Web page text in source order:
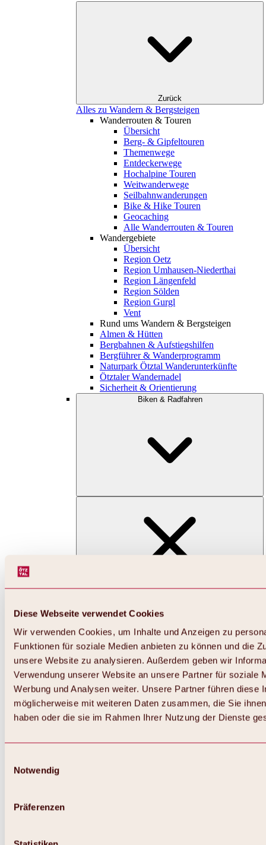
Diese Webseite verwendet Cookies
Wir verwenden Cookies, um Inhalte und Anzeigen zu
Funktionen für soziale Medien anbieten zu können und die
unsere Website zu analysieren. Außerdem geben wir
Verwendung unserer Website an unsere Partner für soziale
Werbung und Analysen weiter. Unsere Partner führen diese
möglicherweise mit weiteren Daten zusammen, die Sie
haben oder die sie im Rahmen Ihrer Nutzung der Dienste
Notwendig
Präferenzen
Zurück
Alles zu Wandern & Bergsteigen
Wanderrouten & Touren
Übersicht
Berg- & Gipfeltouren
Themenwege
Entdeckerwege
Hochalpine Touren
Weitwanderwege
Seilbahnwanderungen
Bike & Hike Touren
Geocaching
Alle Wanderrouten & Touren
Wandergebiete
Übersicht
Region Oetz
Region Umhausen-Niederthai
Region Längenfeld
Region Sölden
Region Gurgl
Vent
Rund ums Wandern & Bergsteigen
Almen & Hütten
Bergbahnen & Aufstiegshilfen
Bergführer & Wanderprogramm
Naturpark Ötztal Wanderunterkünfte
Ötztaler Wandernadel
Sicherheit & Orientierung
Biken & Radfahren